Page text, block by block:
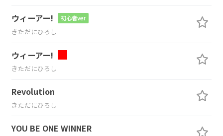
ウィーアー! 初心者ver
きただにひろし
ウィーアー!
きただにひろし
Revolution
きただにひろし
YOU BE ONE WINNER